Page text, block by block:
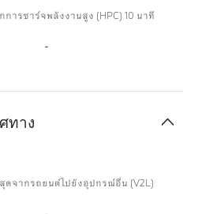
ารชาร์จพลังงานสูง (HPC) 10 นาที
-
ทาง
ดจากรถยนต์ไปยังอุปกรณ์อื่น (V2L)